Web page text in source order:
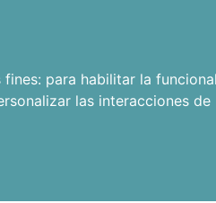
para habilitar la
las interacciones de